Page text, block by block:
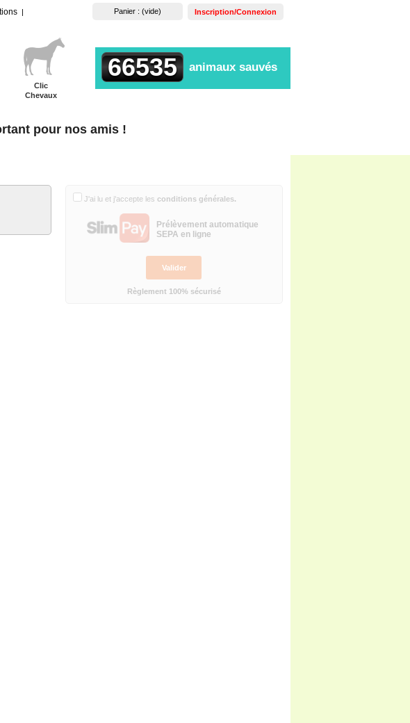
|
Clic
Chevaux
animaux sauvés
66535
Inscription/Connexion
Panier : (vide)
pour nos amis !
J'ai lu et j'accepte les conditions générales.
Prélèvement automatique
SEPA en ligne
Valider
Règlement 100% sécurisé